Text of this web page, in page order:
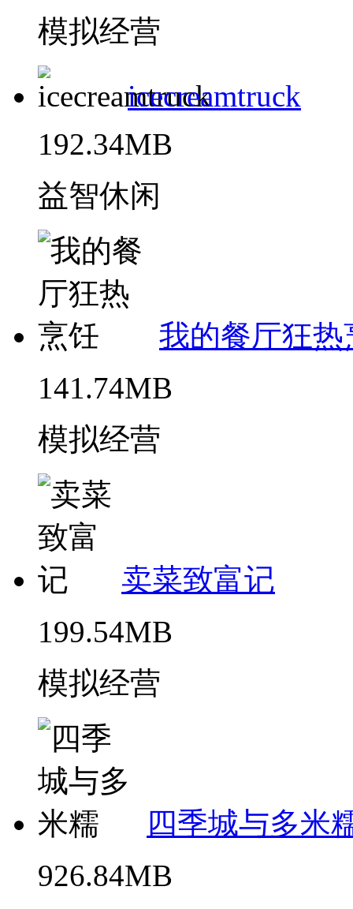
模拟经营
icecreamtruck
192.34MB
益智休闲
我的餐厅狂热
141.74MB
模拟经营
卖菜致富记
199.54MB
模拟经营
四季城与多米
926.84MB